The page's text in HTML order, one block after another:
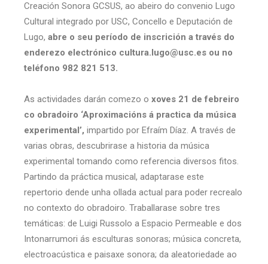
Creación Sonora GCSUS, ao abeiro do convenio Lugo
Cultural integrado por USC, Concello e Deputación de
Lugo, abre o seu período de inscrición a través do
enderezo electrónico cultura.lugo@usc.es ou no
teléfono 982 821 513.
As actividades darán comezo o xoves 21 de febreiro
co obradoiro ‘Aproximacións á practica da música
experimental’, impartido por Efraím Díaz. A través de
varias obras, descubrirase a historia da música
experimental tomando como referencia diversos fitos.
Partindo da práctica musical, adaptarase este
repertorio dende unha ollada actual para poder recrealo
no contexto do obradoiro. Traballarase sobre tres
temáticas: de Luigi Russolo a Espacio Permeable e dos
Intonarrumori ás esculturas sonoras; música concreta,
electroacústica e paisaxe sonora; da aleatoriedade ao